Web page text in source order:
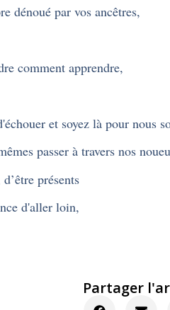
dénoué par vos ancêtres,
comment apprendre,
et soyez là pour nous
passer à travers nos
présents
d'aller loin,
Partager